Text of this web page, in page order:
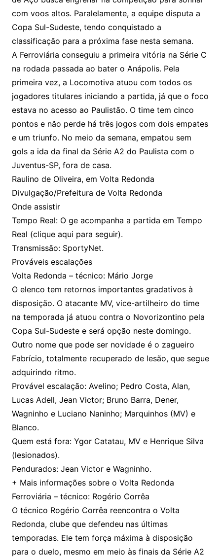
com voos altos. Paralelamente, a equipe disputa a
Copa Sul-Sudeste, tendo conquistado a
classificação para a próxima fase nesta semana.
A Ferroviária conseguiu a primeira vitória na Série C
na rodada passada ao bater o Anápolis. Pela
primeira vez, a Locomotiva atuou com todos os
jogadores titulares iniciando a partida, já que o foco
estava no acesso ao Paulistão. O time tem cinco
pontos e não perde há três jogos com dois empates
e um triunfo. No meio da semana, empatou sem
gols a ida da final da Série A2 do Paulista com o
Juventus-SP, fora de casa.
Raulino de Oliveira, em Volta Redonda
Divulgação/Prefeitura de Volta Redonda
Onde assistir
Tempo Real: O ge acompanha a partida em Tempo
Real (clique aqui para seguir).
Transmissão: SportyNet.
Prováveis escalações
Volta Redonda – técnico: Mário Jorge
O elenco tem retornos importantes gradativos à
disposição. O atacante MV, vice-artilheiro do time
na temporada já atuou contra o Novorizontino pela
Copa Sul-Sudeste e será opção neste domingo.
Outro nome que pode ser novidade é o zagueiro
Fabrício, totalmente recuperado de lesão, que segue
adquirindo ritmo.
Provável escalação: Avelino; Pedro Costa, Alan,
Lucas Adell, Jean Victor; Bruno Barra, Dener,
Wagninho e Luciano Naninho; Marquinhos (MV) e
Blanco.
Quem está fora: Ygor Catatau, MV e Henrique Silva
(lesionados).
Pendurados: Jean Victor e Wagninho.
+ Mais informações sobre o Volta Redonda
Ferroviária – técnico: Rogério Corrêa
O técnico Rogério Corrêa reencontra o Volta
Redonda, clube que defendeu nas últimas
temporadas. Ele tem força máxima à disposição
para o duelo, mesmo em meio às finais da Série A2